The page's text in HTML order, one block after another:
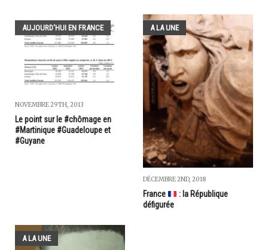
AUJOURD'HUI EN FRANCE
NOVEMBRE 29TH, 2013
Le point sur le #chômage en
#Martinique #Guadeloupe et
#Guyane
A LA UNE
DÉCEMBRE 2ND, 2018
France
: la République
défigurée
A LA UNE